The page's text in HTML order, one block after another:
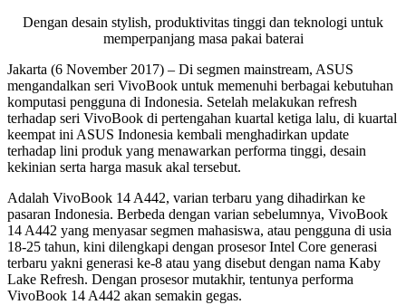
Dengan desain stylish, produktivitas tinggi dan teknologi untuk
memperpanjang masa pakai baterai
Jakarta (6 November 2017) – Di segmen mainstream, ASUS
mengandalkan seri VivoBook untuk memenuhi berbagai kebutuhan
komputasi pengguna di Indonesia. Setelah melakukan refresh
terhadap seri VivoBook di pertengahan kuartal ketiga lalu, di kuartal
keempat ini ASUS Indonesia kembali menghadirkan update
terhadap lini produk yang menawarkan performa tinggi, desain
kekinian serta harga masuk akal tersebut.
Adalah VivoBook 14 A442, varian terbaru yang dihadirkan ke
pasaran Indonesia. Berbeda dengan varian sebelumnya, VivoBook
14 A442 yang menyasar segmen mahasiswa, atau pengguna di usia
18-25 tahun, kini dilengkapi dengan prosesor Intel Core generasi
terbaru yakni generasi ke-8 atau yang disebut dengan nama Kaby
Lake Refresh. Dengan prosesor mutakhir, tentunya performa
VivoBook 14 A442 akan semakin gegas.